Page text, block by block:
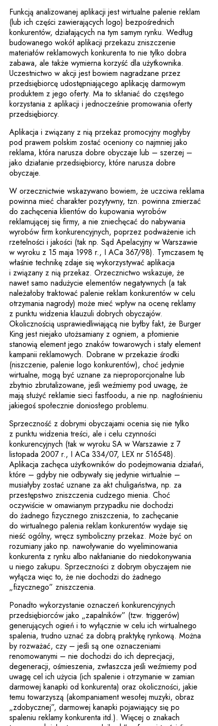
Funkcją analizowanej aplikacji jest wirtualne palenie reklam
(lub ich części zawierających logo) bezpośrednich
konkurentów, działających na tym samym rynku. Według
budowanego wokół aplikacji przekazu zniszczenie
materiałów reklamowych konkurenta to nie tylko dobra
zabawa, ale także wymierna korzyść dla użytkownika.
Uczestnictwo w akcji jest bowiem nagradzane przez
przedsiębiorcę udostępniającego aplikację darmowym
produktem z jego oferty. Ma to skłaniać do częstego
korzystania z aplikacji i jednocześnie promowania oferty
przedsiębiorcy.
Aplikacja i związany z nią przekaz promocyjny mogłyby
pod prawem polskim zostać oceniony co najmniej jako
reklama, która narusza dobre obyczaje lub – szerzej –
jako działanie przedsiębiorcy, które narusza dobre
obyczaje.
W orzecznictwie wskazywano bowiem, że uczciwa reklama
powinna mieć charakter pozytywny, tzn. powinna zmierzać
do zachęcenia klientów do kupowania wyrobów
reklamującej się firmy, a nie zniechęcać do nabywania
wyrobów firm konkurencyjnych, poprzez podważenie ich
rzetelności i jakości (tak np. Sąd Apelacyjny w Warszawie
w wyroku z 15 maja 1998 r., I ACa 367/98). Tymczasem tę
właśnie technikę zdaje się wykorzystywać aplikacja
i związany z nią przekaz. Orzecznictwo wskazuje, że
nawet samo nadużycie elementów negatywnych (a tak
należałoby traktować palenie reklam konkurentów w celu
otrzymania nagrody) może mieć wpływ na ocenę reklamy
z punktu widzenia klauzuli dobrych obyczajów.
Okolicznością usprawiedliwiającą nie byłby fakt, że Burger
King jest niejako utożsamiany z ogniem, a płomienie
stanowią element jego znaków towarowych i stały element
kampanii reklamowych. Dobrane w przekazie środki
(niszczenie, palenie logo konkurentów), choć jedynie
wirtualne, mogą być uznane za nieproporcjonalne lub
zbytnio zbrutalizowane, jeśli weźmiemy pod uwagę, że
mają służyć reklamie sieci fastfoodu, a nie np. nagłośnieniu
jakiegoś społecznie doniosłego problemu.
Sprzeczność z dobrymi obyczajami ocenia się nie tylko
z punktu widzenia treści, ale i celu czynności
konkurencyjnych (tak w wyroku SA w Warszawie z 7
listopada 2007 r., I ACa 334/07, LEX nr 516548).
Aplikacja zachęca użytkowników do podejmowania działań,
które – gdyby nie odbywały się jedynie wirtualnie –
musiałyby zostać uznane za akt chuligaństwa, np. za
przestępstwo zniszczenia cudzego mienia. Choć
oczywiście w omawianym przypadku nie dochodzi
do żadnego fizycznego zniszczenia, to zachęcanie
do wirtualnego palenia reklam konkurentów wydaje się
nieść ogólny, wręcz symboliczny przekaz. Może być on
rozumiany jako np. nawoływanie do wyeliminowania
konkurenta z rynku albo nakłanianie do niedokonywania
u niego zakupu. Sprzeczności z dobrym obyczajem nie
wyłącza więc to, że nie dochodzi do żadnego
„fizycznego” zniszczenia.
Ponadto wykorzystanie oznaczeń konkurencyjnych
przedsiębiorców jako „zapalników” (tzw. triggerów)
generujących ogień i to wyłącznie w celu ich wirtualnego
spalenia, trudno uznać za dobrą praktykę rynkową. Można
by rozważać, czy – jeśli są one oznaczeniami
renomowanymi – nie dochodzi do ich deprecjacji,
degeneracji, ośmieszenia, zwłaszcza jeśli weźmiemy pod
uwagę cel ich użycia (ich spalenie i otrzymanie w zamian
darmowej kanapki od konkurenta) oraz okoliczności, jakie
temu towarzyszą (akompaniament wesołej muzyki, obraz
„zdobycznej”, darmowej kanapki pojawiający się po
spaleniu reklamy konkurenta itd.). Więcej o znakach